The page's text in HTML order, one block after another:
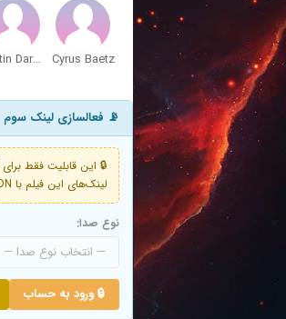
Cyrus Baetz
Justin Darmanin
📡 فعالسازی لینک سوم
🔒 این قابلیت فقط برای
لینک‌های این فیلم با CDN اختصاصی ایران را ثبت کنید و دقایقی بعد به لینک سوم آن دسترسی خواهید داشت
نوع صدا:
🔒 ورود به حساب